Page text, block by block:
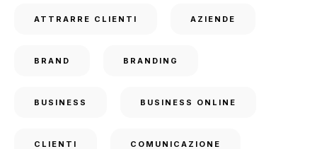
ATTRARRE CLIENTI AZIENDE
BRAND BRANDING
BUSINESS BUSINESS ONLINE
CLIENTI COMUNICAZIONE